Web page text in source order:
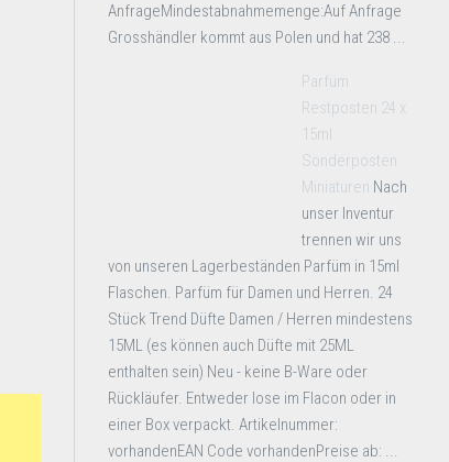
AnfrageMindestabnahmemenge:Auf Anfrage
Grosshändler kommt aus Polen und hat 238 ...
Parfüm
Restposten 24 x
15ml
Sonderposten
Miniaturen Nach
unser Inventur
trennen wir uns
von unseren Lagerbeständen Parfüm in 15ml
Flaschen. Parfüm für Damen und Herren. 24
Stück Trend Düfte Damen / Herren mindestens
15ML (es können auch Düfte mit 25ML
enthalten sein) Neu - keine B-Ware oder
Rückläufer. Entweder lose im Flacon oder in
einer Box verpackt. Artikelnummer:
vorhandenEAN Code vorhandenPreise ab: ...